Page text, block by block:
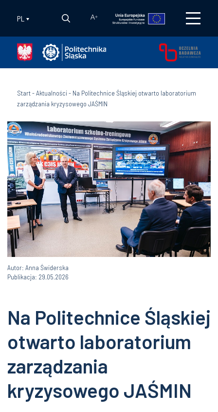
PL A+
Start-Aktualności- Na Politechnice Śląskiej otwarto laboratorium
zarządzania kryzysowego JAŚMIN
Autor: Anna Świderska
Publikacja: 29.05.2026
Na Politechnice Śląskiej
otwarto laboratorium
zarządzania
kryzysowego JAŚMIN